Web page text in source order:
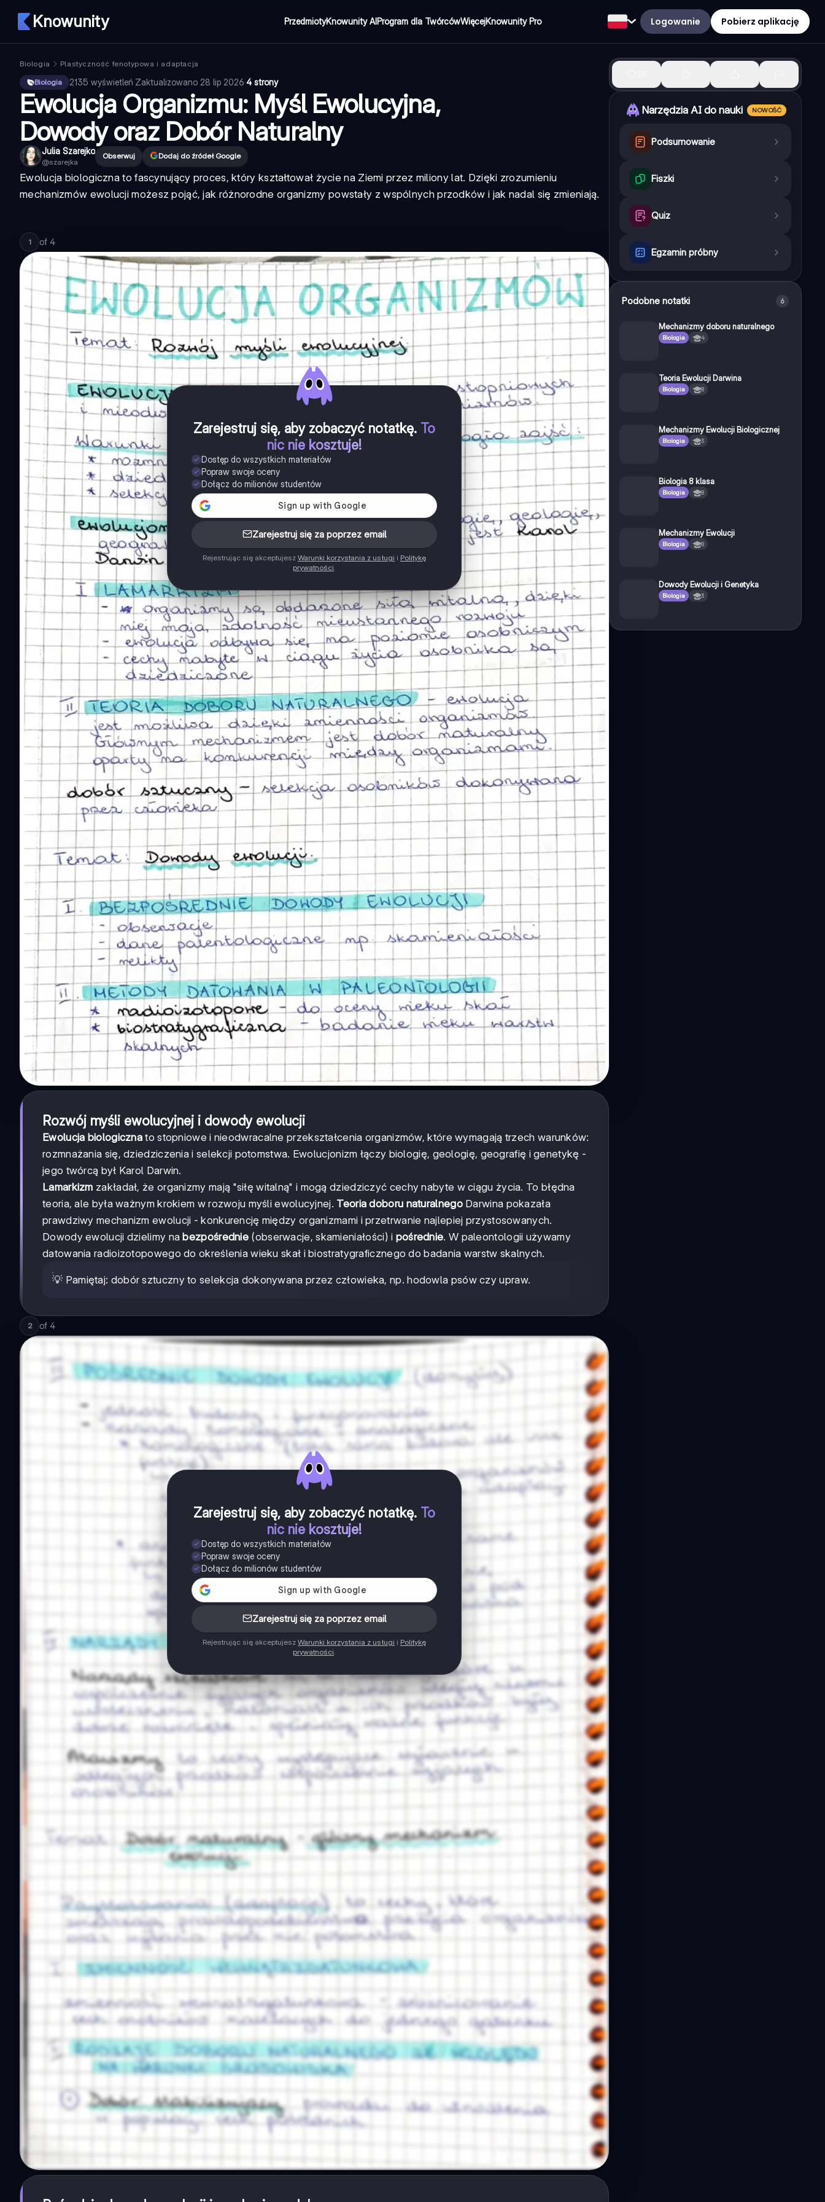
Knowunity PrzedmiotyKnowunity AIProgram dla TwórcówWięcejKnowunity Pro Logowanie Pobierz aplikację
Biologia
Plastyczność fenotypowa i adaptacja
Biologia
2135 wyświetleń·Zaktualizowano 28 lip 2026·4 strony
Ewolucja Organizmu: Myśl Ewolucyjna,
Dowody oraz Dobór Naturalny
Julia Szarejko
@szarejka
Obserwuj Dodaj do źródeł Google
Ewolucja biologiczna to fascynujący proces, który kształtował życie na Ziemi przez miliony lat. Dzięki zrozumieniu
mechanizmów ewolucji możesz pojąć, jak różnorodne organizmy powstały z wspólnych przodków i jak nadal się zmieniają.
1 of 4
Zarejestruj się, aby zobaczyć notatkę. To
nic nie kosztuje!
Dostęp do wszystkich materiałów
Popraw swoje oceny
Dołącz do milionów studentów
Zarejestruj się za poprzez email
Rejestrując się akceptujesz Warunki korzystania z usługi i Politykę
prywatności.
Rozwój myśli ewolucyjnej i dowody ewolucji
Ewolucja biologiczna to stopniowe i nieodwracalne przekształcenia organizmów, które wymagają trzech warunków:
rozmnażania się, dziedziczenia i selekcji potomstwa. Ewolucjonizm łączy biologię, geologię, geografię i genetykę -
jego twórcą był Karol Darwin.
Lamarkizm zakładał, że organizmy mają "siłę witalną" i mogą dziedziczyć cechy nabyte w ciągu życia. To błędna
teoria, ale była ważnym krokiem w rozwoju myśli ewolucyjnej. Teoria doboru naturalnegoDarwina pokazała
prawdziwy mechanizm ewolucji - konkurencję między organizmami i przetrwanie najlepiej przystosowanych.
Dowody ewolucji dzielimy na bezpośrednie (obserwacje, skamieniałości) i pośrednie. W paleontologii używamy
datowania radioizotopowego do określenia wieku skał i biostratygraficznego do badania warstw skalnych.
💡 Pamiętaj: dobór sztuczny to selekcja dokonywana przez człowieka, np. hodowla psów czy upraw.
2 of 4
Zarejestruj się, aby zobaczyć notatkę. To
nic nie kosztuje!
Dostęp do wszystkich materiałów
Popraw swoje oceny
Dołącz do milionów studentów
Zarejestruj się za poprzez email
Rejestrując się akceptujesz Warunki korzystania z usługi i Politykę
prywatności
Narzędzia AI do nauki NOWOŚĆ
Podsumowanie
Fiszki
Quiz
Egzamin próbny
Podobne notatki 6
Mechanizmy doboru naturalnego
Biologia 4
Teoria Ewolucji Darwina
Biologia 8
Mechanizmy Ewolucji Biologicznej
Biologia 3
Biologia 8 klasa
Biologia 8
Mechanizmy Ewolucji
Biologia 8
Dowody Ewolucji i Genetyka
Biologia 3